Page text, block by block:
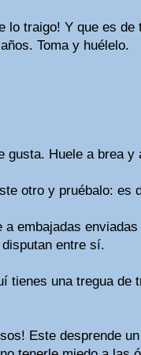
lo traigo! Y que es
Toma y huélelo.
gusta. Huele a brea
otro y pruébalo: es
a embajadas
entre sí.
tienes una tregua de
Este desprende